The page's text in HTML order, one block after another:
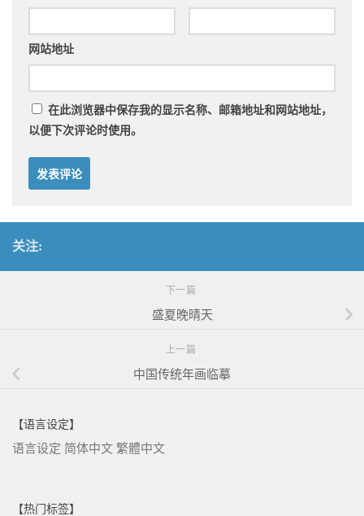
网站地址
在此浏览器中保存我的显示名称、邮箱地址和网站地址，
以便下次评论时使用。
关注:
下一篇
盛夏晚晴天
上一篇
中国传统年画临摹
【语言设定】
语言设定 简体中文 繁體中文
【热门标签】